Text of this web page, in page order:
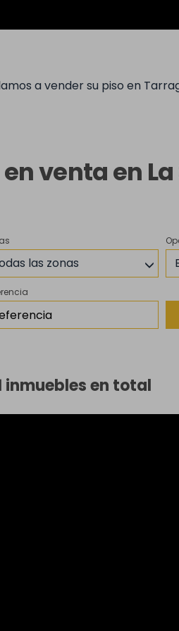
a vender su piso en
venta en
las zonas
inmuebles en total